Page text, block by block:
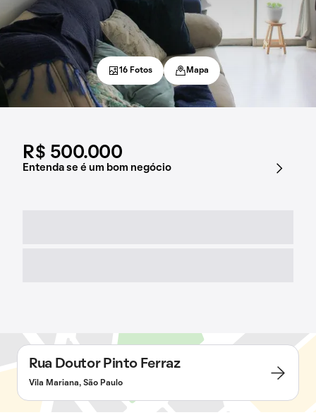
R$ 500.000
Entenda se é um bom negócio
16 Fotos Mapa
Rua Doutor Pinto Ferraz
Vila Mariana, São Paulo